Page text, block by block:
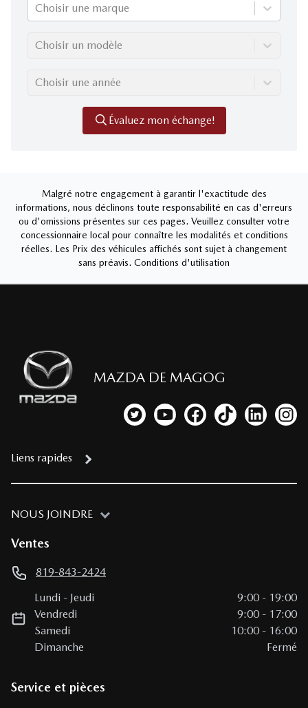
Choisir une marque
Choisir un modèle
Choisir une année
Évaluez mon échange!
Malgré notre engagement à garantir l'exactitude des
informations, nous déclinons toute responsabilité en cas d'erreurs
ou d'omissions présentes sur ces pages. Veuillez consulter votre
concessionnaire local pour connaître les modalités et conditions
réelles. Les Prix des véhicules affichés sont sujet à changement
sans préavis. Conditions d'utilisation
MAZDA DE MAGOG
Lien vers notre compte Twitter
Lien vers notre chaîne
Lien vers notre page
Lien vers notre
Lien vers
Lien
Liens rapides
NOUS JOINDRE
Ventes
819-843-2424
Lundi - Jeudi 9:00 - 19:00
Vendredi
9:00 - 17:00
Samedi
10:00 - 16:00
Dimanche
Fermé
Service et pièces